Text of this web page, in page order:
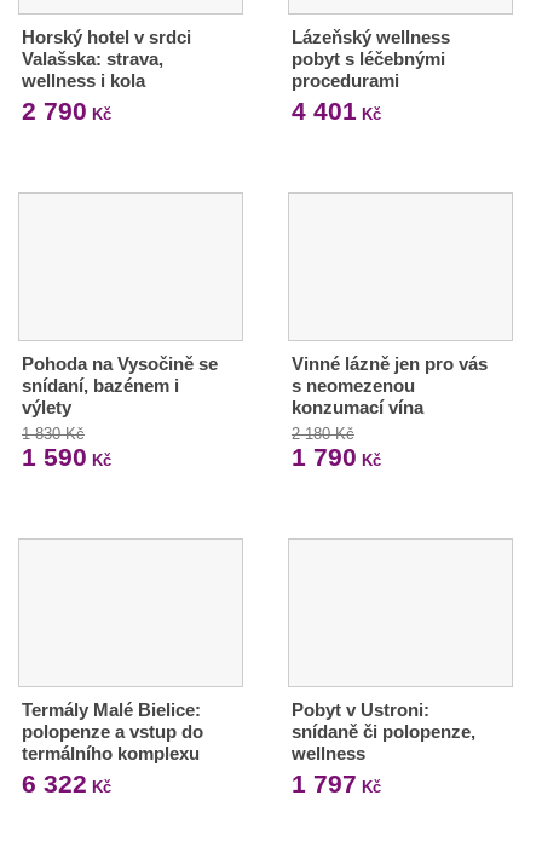
Horský hotel v srdci
Valašska: strava,
wellness i kola
2 790 Kč
Lázeňský wellness
pobyt s léčebnými
procedurami
4 401 Kč
Pohoda na Vysočině se
snídaní, bazénem i
výlety
1 830 Kč
1 590 Kč
Vinné lázně jen pro vás
s neomezenou
konzumací vína
2 180 Kč
1 790 Kč
Termály Malé Bielice:
polopenze a vstup do
termálního komplexu
6 322 Kč
Pobyt v Ustroni:
snídaně či polopenze,
wellness
1 797 Kč